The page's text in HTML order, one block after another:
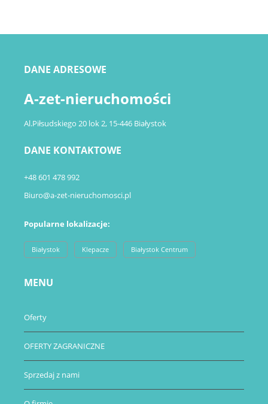
DANE ADRESOWE
A-zet-nieruchomości
Al.Piłsudskiego 20 lok 2, 15-446 Białystok
DANE KONTAKTOWE
+48 601 478 992
Biuro@a-zet-nieruchomosci.pl
Popularne lokalizacje:
Białystok Klepacze Białystok Centrum
MENU
Oferty
OFERTY ZAGRANICZNE
Sprzedaj z nami